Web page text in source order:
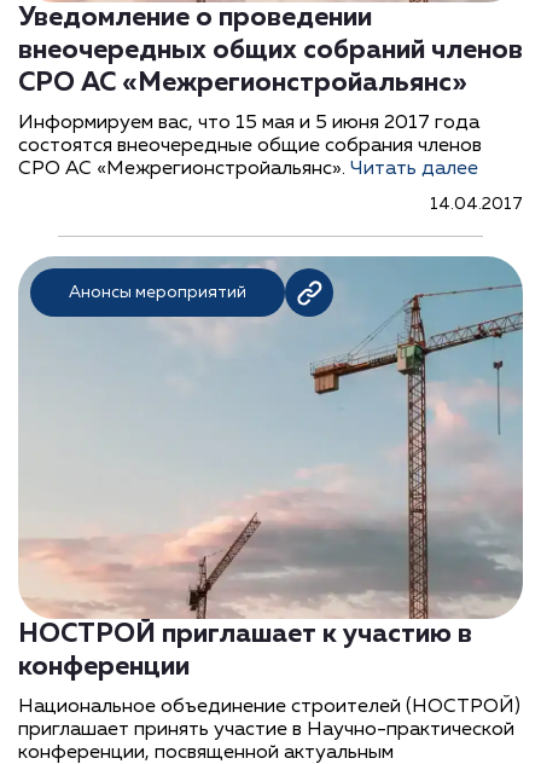
Уведомление о проведении
внеочередных общих собраний членов
СРО АС «Межрегионстройальянс»
Информируем вас, что 15 мая и 5 июня 2017 года
состоятся внеочередные общие собрания членов
СРО АС «Межрегионстройальянс». Читать далее
14.04.2017
Анонсы мероприятий
НОСТРОЙ приглашает к участию в
конференции
Национальное объединение строителей (НОСТРОЙ)
приглашает принять участие в Научно-практической
конференции, посвященной актуальным